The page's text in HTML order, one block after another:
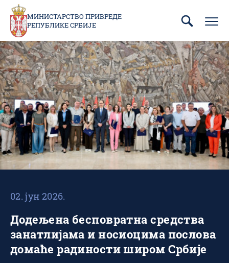
Пребаци
главни
део
садржаја
МИНИСТАРСТВО ПРИВРЕДЕ
РЕПУБЛИКЕ СРБИЈЕ
02. јун 2026.
Додељена бесповратна средства
занатлијама и носиоцима послова
домаће радиности широм Србије